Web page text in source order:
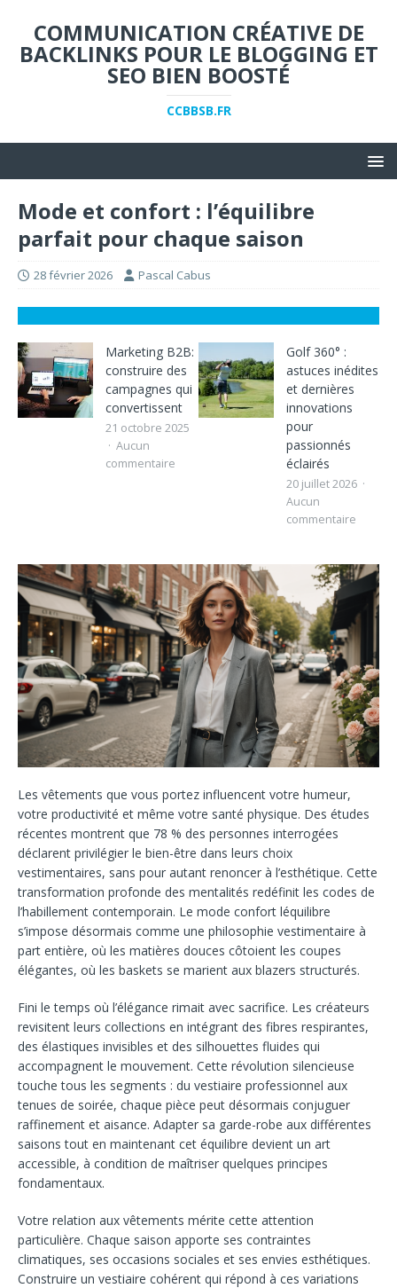
COMMUNICATION CRÉATIVE DE
BACKLINKS POUR LE BLOGGING ET
SEO BIEN BOOSTÉ
CCBBSB.FR
Mode et confort : l’équilibre
parfait pour chaque saison
28 février 2026 Pascal Cabus
Marketing B2B:
construire des
campagnes qui
convertissent
21 octobre 2025
Aucun
commentaire
Golf 360° :
astuces inédites
et dernières
innovations
pour
passionnés
éclairés
20 juillet 2026
Aucun
commentaire
Les vêtements que vous portez influencent votre humeur,
votre productivité et même votre santé physique. Des études
récentes montrent que 78 % des personnes interrogées
déclarent privilégier le bien-être dans leurs choix
vestimentaires, sans pour autant renoncer à l’esthétique. Cette
transformation profonde des mentalités redéfinit les codes de
l’habillement contemporain. Le mode confort léquilibre
s’impose désormais comme une philosophie vestimentaire à
part entière, où les matières douces côtoient les coupes
élégantes, où les baskets se marient aux blazers structurés.
Fini le temps où l’élégance rimait avec sacrifice. Les créateurs
revisitent leurs collections en intégrant des fibres respirantes,
des élastiques invisibles et des silhouettes fluides qui
accompagnent le mouvement. Cette révolution silencieuse
touche tous les segments : du vestiaire professionnel aux
tenues de soirée, chaque pièce peut désormais conjuguer
raffinement et aisance. Adapter sa garde-robe aux différentes
saisons tout en maintenant cet équilibre devient un art
accessible, à condition de maîtriser quelques principes
fondamentaux.
Votre relation aux vêtements mérite cette attention
particulière. Chaque saison apporte ses contraintes
climatiques, ses occasions sociales et ses envies esthétiques.
Construire un vestiaire cohérent qui répond à ces variations